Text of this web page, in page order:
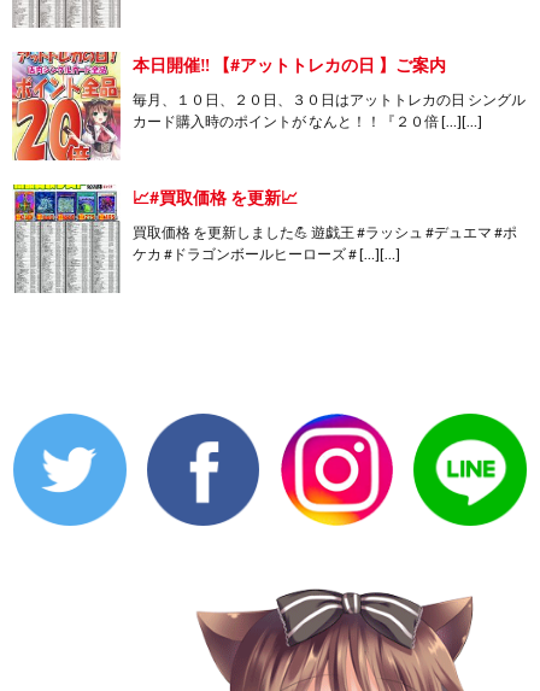
本日開催‼️ 【#アットトレカの日 】ご案内
毎月、１０日、２０日、３０日はアットトレカの日 シングル
カード購入時のポイントが なんと！！『２０倍 […][…]
📈#買取価格 を更新📈
買取価格 を更新しました💪 遊戯王 #ラッシュ #デュエマ #ポ
ケカ #ドラゴンボールヒーローズ # […][…]